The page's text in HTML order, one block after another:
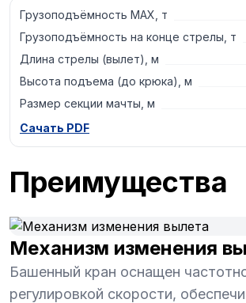
Грузоподъёмность MAX, т
Грузоподъёмность на конце стрелы, т
Длина стрелы (вылет), м
Высота подъема (до крюка), м
Размер секции мачты, м
Сачать PDF
Преимущества
Механизм изменения
Башенный кран оснащен
регулировкой скорости,